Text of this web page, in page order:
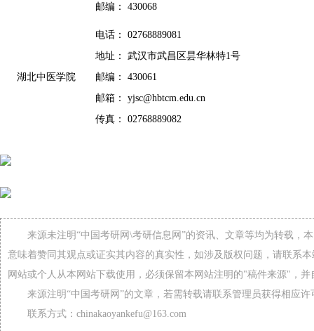
邮编： 430068
湖北中医学院
电话： 02768889081
地址： 武汉市武昌区昙华林特1号
邮编： 430061
邮箱： yjsc@hbtcm.edu.cn
传真： 02768889082
来源未注明“中国考研网\考研信息网”的资讯、文章等均为转载，
意味着赞同其观点或证实其内容的真实性，如涉及版权问题，请联系
网站或个人从本网站下载使用，必须保留本网站注明的"稿件来源"，
来源注明“中国考研网”的文章，若需转载请联系管理员获得相应许
联系方式：chinakaoyankefu@163.com